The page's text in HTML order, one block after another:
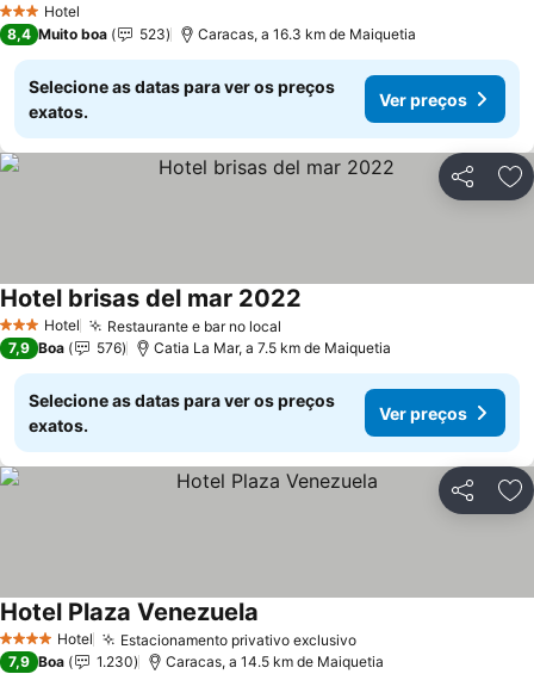
3 EstrelasHotel
8,4 Muito boa 523 Caracas, a 16.3 km de Maiquetia
Selecione as datas para ver os preços
exatos.
Ver preços
Partilhar
3 EstrelasHotel Restaurante e bar no local
Hotel brisas del mar 2022
7,9 Boa 576 Catia La Mar, a 7.5 km de Maiquetia
Selecione as datas para ver os preços
exatos.
Ver preços
Partilhar
4 EstrelasHotel Estacionamento privativo exclusivo
Hotel Plaza Venezuela
7,9 Boa 1.230 Caracas, a 14.5 km de Maiquetia